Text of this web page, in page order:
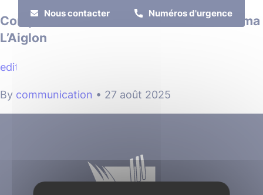
Nous contacter Numéros d'urgence
Complexe culturel Risle en Scène / Cinéma
L’Aiglon
edit
By communication • 27 août 2025
Cookies management panel